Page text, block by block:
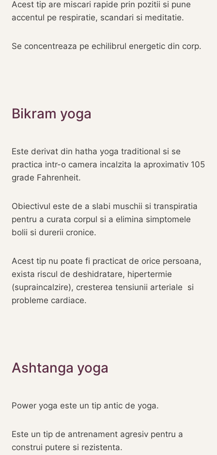
Acest tip are miscari rapide prin pozitii si pune
accentul pe respiratie, scandari si meditatie.
Se concentreaza pe echilibrul energetic din corp.
‎Bikram yoga‎‎
Este derivat din hatha yoga traditional si se
practica intr-o camera incalzita la aproximativ 105
grade Fahrenheit.
Obiectivul este de a slabi muschii si transpiratia
pentru a curata corpul si a elimina simptomele
bolii si durerii cronice.
Acest tip nu poate fi practicat de orice persoana,
exista riscul de deshidratare, hipertermie
(supraincalzire‎), cresterea tensiunii arteriale si
probleme cardiace.
‎Ashtanga yoga
Power yoga este un tip antic de yoga.
Este un tip de antrenament agresiv pentru a
construi putere si rezistenta.